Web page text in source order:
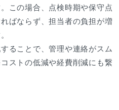
この場合、点検時期や保守点
ばならず、担当者の負担が増
ることで、管理や連絡がスム
ストの低減や経費削減にも繋